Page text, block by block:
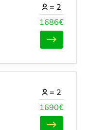
1686€
= 2
1690€
= 2